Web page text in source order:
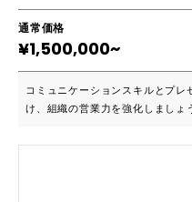
通常価格
¥1,500,000~
コミュニケーションスキルとプ
け、組織の営業力を強化しましょう！ ■こんな方におすすめで
トや製品をもっと効果的に販促